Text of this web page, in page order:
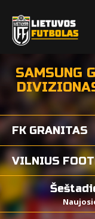
SAMSUNG
FK GRANITAS
VILNIUS